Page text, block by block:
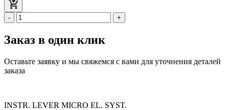
- +
Заказ в один клик
Оставьте заявку и мы свяжемся с вами для уточнения деталей
заказа
INSTR. LEVER MICRO EL. SYST.